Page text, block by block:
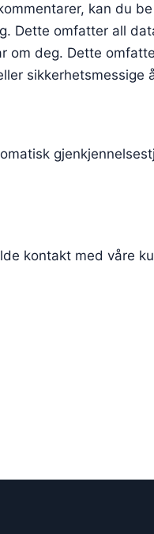
kan du
Dette omfatter all
om deg. Dette
sikkerhetsmessige
kontakt med våre